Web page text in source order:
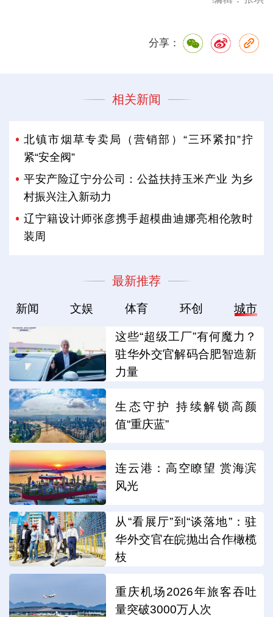
分享：
相关新闻
北镇市烟草专卖局（营销部）“三环紧扣”拧
紧“安全阀”
平安产险辽宁分公司：公益扶持玉米产业 为乡
村振兴注入新动力
辽宁籍设计师张彦携手超模曲迪娜亮相伦敦时
装周
最新推荐
新闻 文娱 体育 环创 城市
这些“超级工厂”有何魔力？
驻华外交官解码合肥智造新
力量
生态守护 持续解锁高颜
值“重庆蓝”
连云港：高空瞭望 赏海滨
风光
从“看展厅”到“谈落地”：驻
华外交官在皖抛出合作橄榄
枝
重庆机场2026年旅客吞吐
量突破3000万人次